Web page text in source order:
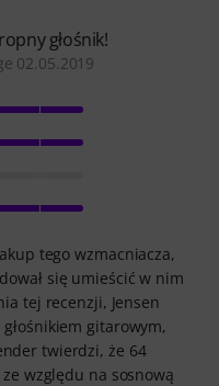
głośnik!
02.05.2019
tego wzmacniacza,
się umieścić w nim
tej recenzji, Jensen
gitarowym,
twierdzi, że 64
względu na sosnową